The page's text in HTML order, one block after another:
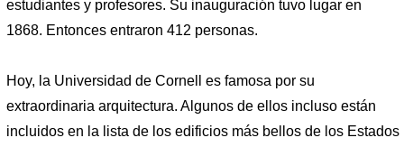
estudiantes y profesores. Su inauguración tuvo lugar en
1868. Entonces entraron 412 personas.
Hoy, la Universidad de Cornell es famosa por su
extraordinaria arquitectura. Algunos de ellos incluso están
incluidos en la lista de los edificios más bellos de los Estados